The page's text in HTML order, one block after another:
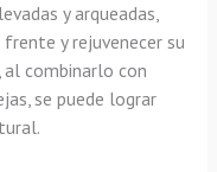
y arqueadas,
y rejuvenecer su
al combinarlo con
se puede lograr